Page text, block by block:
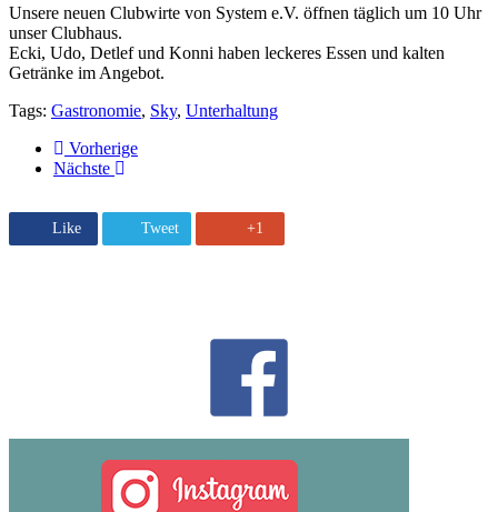
Unsere neuen Clubwirte von System e.V. öffnen täglich um 10 Uhr
unser Clubhaus.
Ecki, Udo, Detlef und Konni haben leckeres Essen und kalten
Getränke im Angebot.
Tags: Gastronomie, Sky, Unterhaltung
Vorherige
Nächste
Like Tweet +1